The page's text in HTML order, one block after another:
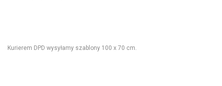
Kurierem DPD wysyłamy szablony 100 x 70 cm.